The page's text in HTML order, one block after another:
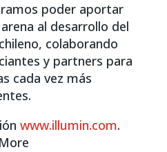
poder aportar
al desarrollo del
colaborando
y partners para
cada vez más
www.illumin.com.